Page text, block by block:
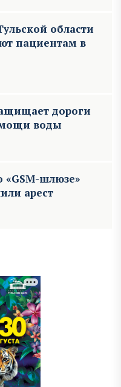
области
пациентам в
дороги
воды
«GSM-шлюзе»
арест